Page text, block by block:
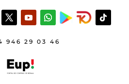
946 29 03 46